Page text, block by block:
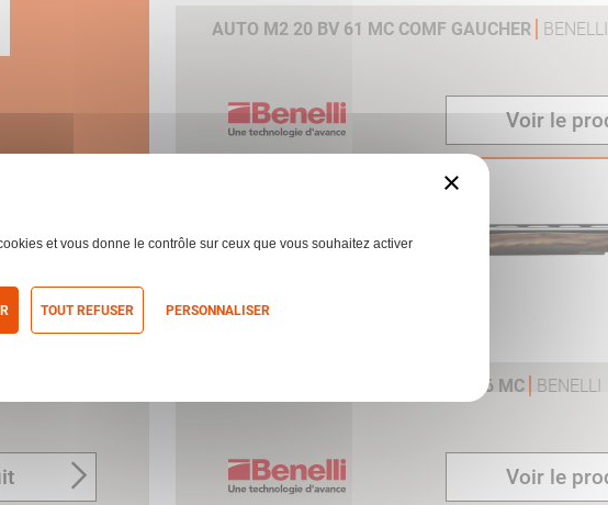
AUTO M2 20 BV 61 MC COMF GAUCHER BENELLI
Voir le
AUTO RAFFAELLO ETHOS 20/76 66 MC BENELLI
Voir le
×
et vous donne le contrôle sur ceux que vous souhaitez activer
TOUT REFUSER PERSONNALISER